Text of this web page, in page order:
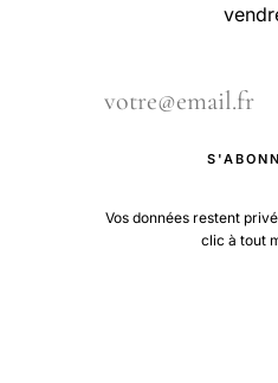
Vos données restent
clic à tout